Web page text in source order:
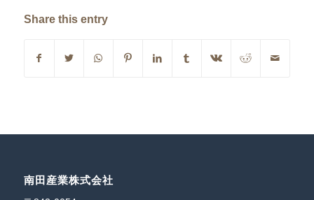
Share this entry
南田産業株式会社